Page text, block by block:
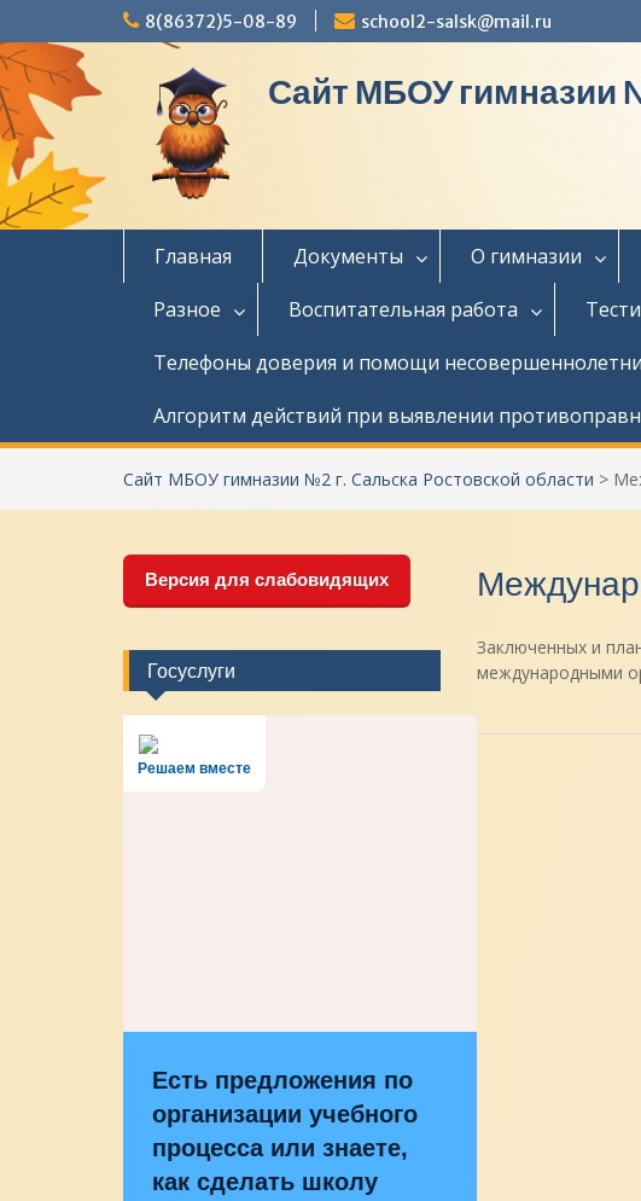
е
р
е
й
т
к
с
м
8(86372)5-08-89 school2-salsk@mail.ru
Сайт МБОУ гимназии
Главная Документы О гимназии
Разное
Воспитательная работа
Телефоны доверия и помощи
Алгоритм действий при выявлении
Сайт МБОУ гимназии №2 г. Сальска Ростовской области >
Заключенных и
международными
Версия для слабовидящих
Госуслуги
Решаем вместе
Есть предложения по
организации учебного
процесса или знаете,
как сделать школу